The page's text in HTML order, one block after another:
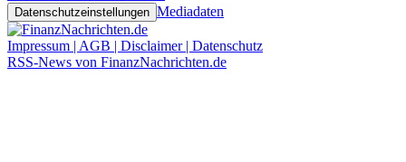
Datenschutzeinstellungen Mediadaten
Impressum | AGB | Disclaimer | Datenschutz
RSS-News von FinanzNachrichten.de